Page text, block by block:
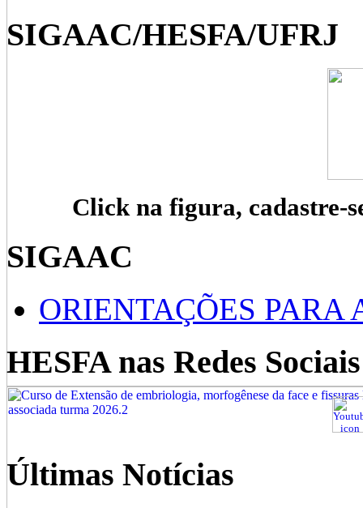
SIGAAC/HESFA/UFRJ
Click na figura, cadastre-
SIGAAC
ORIENTAÇÕES PARA
HESFA nas Redes Sociais
Últimas Notícias